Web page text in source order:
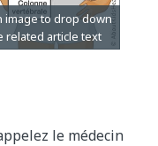
le médecin